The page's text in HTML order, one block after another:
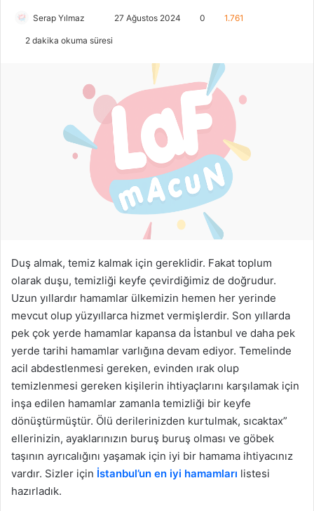
Serap Yılmaz
i
p
o
s
t
m
e
k
27 Ağustos 2024 0 1.761
2 dakika okuma süresi
Duş almak, temiz kalmak için gereklidir. Fakat toplum
olarak duşu, temizliği keyfe çevirdiğimiz de doğrudur.
Uzun yıllardır hamamlar ülkemizin hemen her yerinde
mevcut olup yüzyıllarca hizmet vermişlerdir. Son yıllarda
pek çok yerde hamamlar kapansa da İstanbul ve daha pek
yerde tarihi hamamlar varlığına devam ediyor. Temelinde
acil abdestlenmesi gereken, evinden ırak olup
temizlenmesi gereken kişilerin ihtiyaçlarını karşılamak için
inşa edilen hamamlar zamanla temizliği bir keyfe
dönüştürmüştür. Ölü derilerinizden kurtulmak, sıcaktax”
ellerinizin, ayaklarınızın buruş buruş olması ve göbek
taşının ayrıcalığını yaşamak için iyi bir hamama ihtiyacınız
vardır. Sizler için İstanbul’un en iyi hamamları listesi
hazırladık.